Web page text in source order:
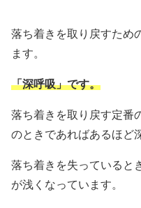
落ち着きを取り戻すため
ます。
「深呼吸」です。
落ち着きを取り戻す定番
のときであればあるほど
落ち着きを失っていると
が浅くなっています。